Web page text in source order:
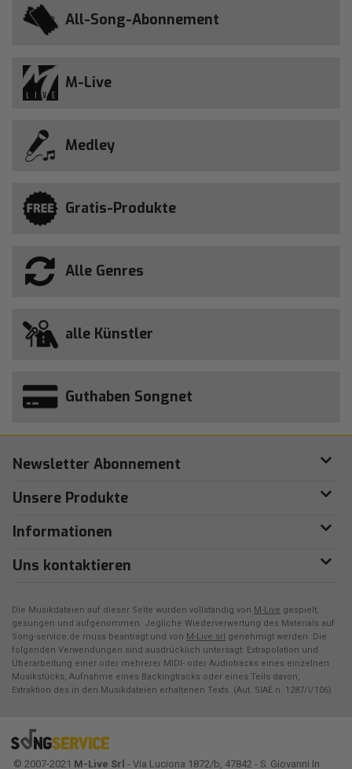
All-Song-Abonnement
M-Live
Medley
Gratis-Produkte
Alle Genres
alle Künstler
Guthaben Songnet
Newsletter Abonnement
Unsere Produkte
Informationen
Uns kontaktieren
Die Musikdateien auf dieser Seite wurden vollständig von M-Live gespielt,
gesungen und aufgenommen. Jegliche Wiederverwertung des Materials auf
Song-service.de muss beantragt und von M-Live srl genehmigt werden. Die
folgenden Verwendungen sind ausdrücklich untersagt: Extrapolation und
Überarbeitung einer oder mehrerer MIDI- oder Audiotracks eines einzelnen
Musikstücks, Aufnahme eines Backingtracks oder eines Teils davon,
Extraktion des in den Musikdateien erhaltenen Texts. (Aut. SIAE n. 1287/I/106)
© 2007-2021 M-Live Srl - Via Luciona 1872/b, 47842 - S. Giovanni In